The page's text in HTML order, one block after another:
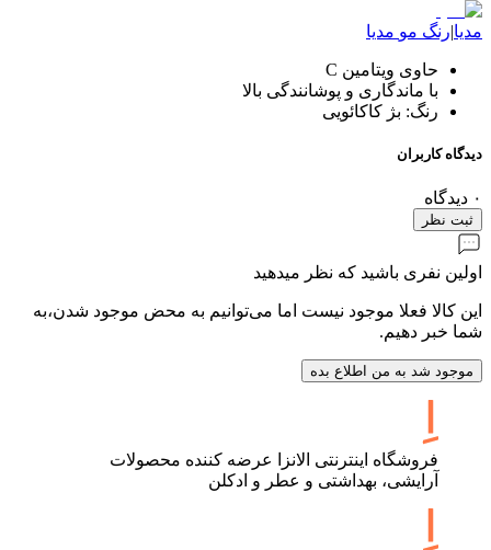
مدیا|رنگ مو مدیا
حاوی ویتامین C
با ماندگاری و پوشانندگی بالا
رنگ: بژ کاکائویی
دیدگاه کاربران
۰ دیدگاه
ثبت نظر
اولین نفری باشید که نظر میدهید
این کالا فعلا موجود نیست اما می‌توانیم به محض موجود شدن،به
شما خبر دهیم.
موجود شد به من اطلاع بده
فروشگاه اینترنتی الانزا عرضه کننده محصولات
آرایشی، بهداشتی و عطر و ادکلن